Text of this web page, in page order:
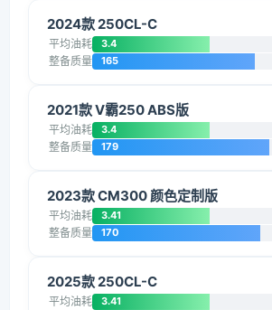
2024款 250CL-C
平均油耗 3.4
整备质量 165
2021款 V霸250 ABS版
平均油耗 3.4
整备质量 179
2023款 CM300 颜色定制版
平均油耗 3.41
整备质量 170
2025款 250CL-C
平均油耗 3.41